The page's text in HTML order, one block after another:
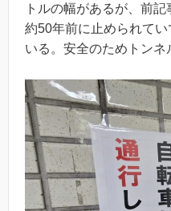
トルの幅があるが、前
約50年前に止められて
いる。安全のためトンネ